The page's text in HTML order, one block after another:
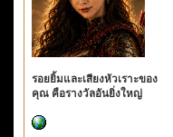
รอยยิ้มและเสียงหัวเราะของ
คุณ คือรางวัลอันยิ่งใหญ่